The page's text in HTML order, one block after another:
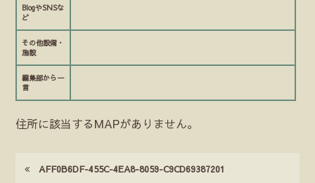
BlogやSNSな
ど
その他設備・
施設
編集部から一
言
住所に該当するMAPがありません。
AFF0B6DF-455C-4EA8-8059-C9CD69387201